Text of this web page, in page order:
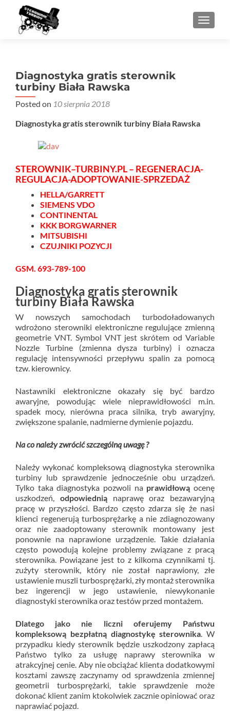
Diagnostyka gratis sterownik
turbiny Biała Rawska
Posted on 10 sierpnia 2018
Diagnostyka gratis sterownik turbiny Biała Rawska
STEROWNIK–TURBINY.PL – REGENERACJA-
REGULACJA-ADOPTOWANIE-SPRZEDAŻ
HELLA/GARRETT
SIEMENS VDO
CONTINENTAL
KKK BORGWARNER
MITSUBISHI
CZUJNIKI POZYCJI
GSM. 693-789-100
Diagnostyka gratis sterownik
turbiny Biała Rawska
W nowszych samochodach turbodoładowanych
wdrożono sterowniki elektroniczne regulujące zmienną
geometrie VNT. Symbol VNT jest skrótem od Variable
Nozzle Turbine (zmienna dysza turbiny) i oznacza
regulację intensywności przepływu spalin za pomocą
tzw. kierownicy.
Nastawniki elektroniczne okazały się być bardzo
awaryjne, powodując wiele nieprawidłowości m.in.
spadek mocy, nierówna praca silnika, tryb awaryjny,
zwiększone spalanie, nadmierne dymienie pojazdu.
Na co należy zwrócić szczególną uwagę ?
Należy wykonać kompleksową diagnostyka sterownika
turbiny lub sprawdzenie jednocześnie obu urządzeń.
Tylko taka diagnostyka pozwoli na prawidłową ocenę
uszkodzeń, odpowiedniąnaprawę oraz bezawaryjną
pracę w przyszłości. Bardzo często zdarza się że nasi
klienci regenerują turbosprężarkę a nie zdiagnozowany
oraz nie zaadoptowany sterownik montowany jest
ponownie na naprawione urządzenie. Takie działania
często powodują kolejne problemy związane z pracą
sterownika. Powiązane jest to z kilkoma czynnikami tj.
zużyty sterownik, który nie został naprawiony, złe
ustawienie muszli turbosprężarki, zły montaż sterownika
bez ingerencji w jego ustawienie, niewykonanie
diagnostyki sterownika oraz testów przed montażem.
Dlatego jako nie liczni oferujemy Państwu
kompleksową bezpłatną diagnostykę sterownika. W
przypadku kiedy sterownik będzie uszkodzony zapłacą
Państwo tylko za usługę naprawy sterownika w
atrakcyjnej cenie. Aby nie obciążać klienta dodatkowymi
kosztami zawszę zaczynamy od sprawdzenia zmiennej
geometrii turbosprężarki, takie sprawdzenie może
dokonać klient zanim ktokolwiek zacznie opiniować oraz
naprawiać pojazd.